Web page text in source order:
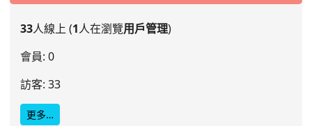
33人線上 (1人在瀏覽用戶管理)
會員: 0
訪客: 33
更多…